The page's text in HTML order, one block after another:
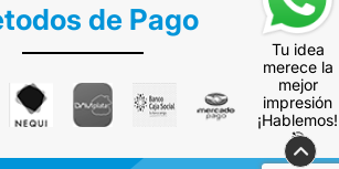
de Pago
Tu idea
merece la
mejor
impresión
¡Hablemos!
🎯